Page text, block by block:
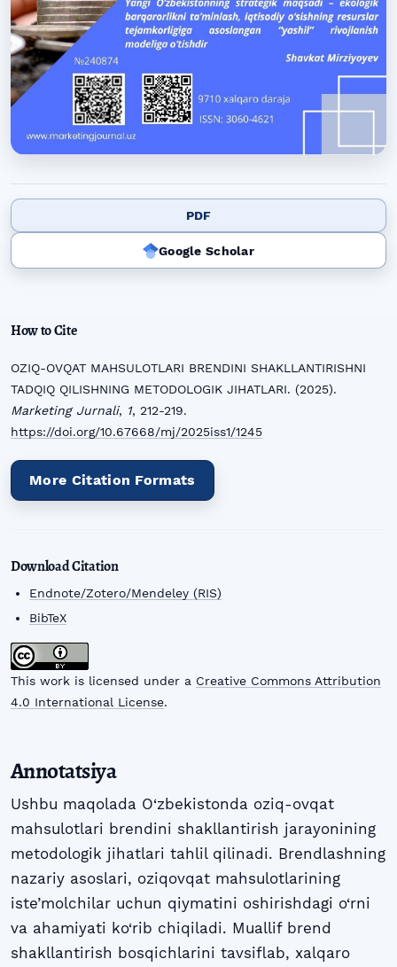
PDF
Google Scholar
How to Cite
OZIQ-OVQAT MAHSULOTLARI BRENDINI SHAKLLANTIRISHNI
TADQIQ QILISHNING METODOLOGIK JIHATLARI. (2025).
Marketing Jurnali, 1, 212-219.
https://doi.org/10.67668/mj/2025iss1/1245
More Citation Formats
Download Citation
Endnote/Zotero/Mendeley (RIS)
BibTeX
This work is licensed under a Creative Commons Attribution
4.0 International License.
Annotatsiya
Ushbu maqolada O‘zbekistonda oziq-ovqat
mahsulotlari brendini shakllantirish jarayonining
metodologik jihatlari tahlil qilinadi. Brendlashning
nazariy asoslari, oziqovqat mahsulotlarining
iste’molchilar uchun qiymatini oshirishdagi o‘rni
va ahamiyati ko‘rib chiqiladi. Muallif brend
shakllantirish bosqichlarini tavsiflab, xalqaro